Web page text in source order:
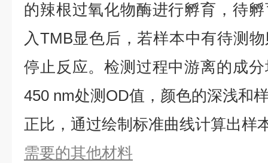
的辣根过氧化物酶进行孵育，待
入TMB显色后，若样本中有待测
停止反应。检测过程中游离的成
450 nm处测OD值，颜色的深浅和
正比，通过绘制标准曲线计算出样
需要的其他材料